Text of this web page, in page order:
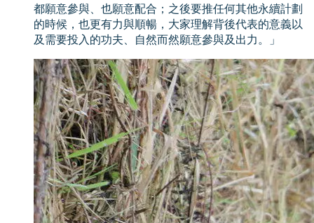
都願意參與、也願意配合；之後要推任何其他永續計劃
的時候，也更有力與順暢，大家理解背後代表的意義以
及需要投入的功夫、自然而然願意參與及出力。」